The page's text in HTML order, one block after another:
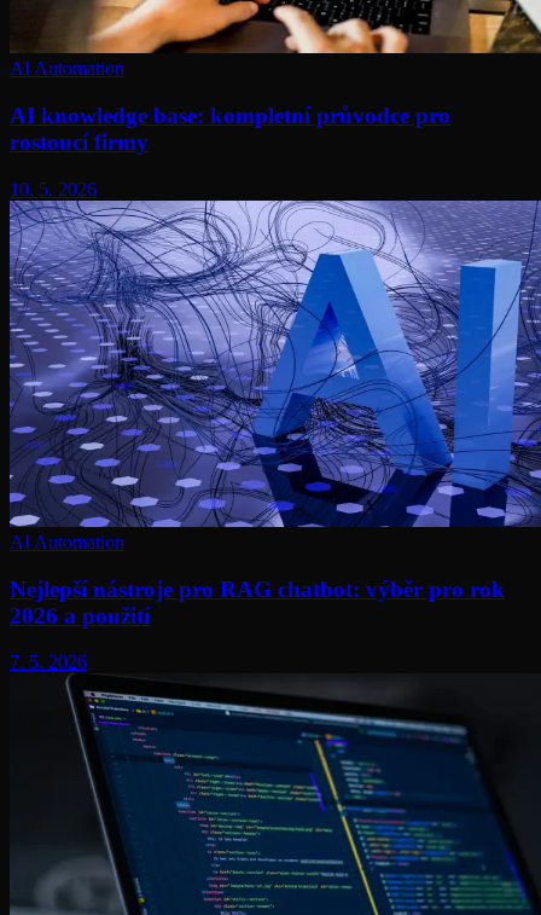
AI Automation
AI knowledge base: kompletní průvodce pro
rostoucí firmy
10. 5. 2026
AI Automation
Nejlepší nástroje pro RAG chatbot: výběr pro rok
2026 a použití
7. 5. 2026